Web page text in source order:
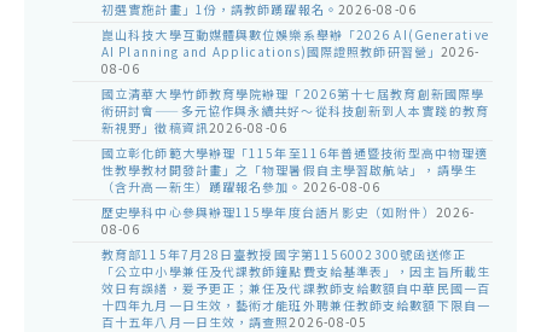
初選實施計畫」1份，請教師踴躍報名。 2026-08-06
崑山科技大學互動媒體與數位娛樂系舉辦「2026 AI(Generative
AI Planning and Applications)國際證照教師研習營」 2026-
08-06
國立清華大學竹師教育學院辦理「2026第十七屆教育創新國際學
術研討會——多元協作與永續共好～從科技創新到人本實踐的教育
新視野」徵稿資訊2026-08-06
國立彰化師範大學辦理「115年至116年普通暨技術型高中物理適
性教學教材開發計畫」之「物理暑假自主學習啟航站」，請學生
（含升高一新生）踴躍報名參加。 2026-08-06
歷史學科中心參與辦理115學年度台語片影史（如附件） 2026-
08-06
教育部115年7月28日臺教授國字第1156002300號函送修正
「公立中小學兼任及代課教師鐘點費支給基準表」，因主旨所載生
效日有誤繕，爰予更正；兼任及代課教師支給數額自中華民國一百
十四年九月一日生效，藝術才能班外聘兼任教師支給數額下限自一
百十五年八月一日生效，請查照2026-08-05